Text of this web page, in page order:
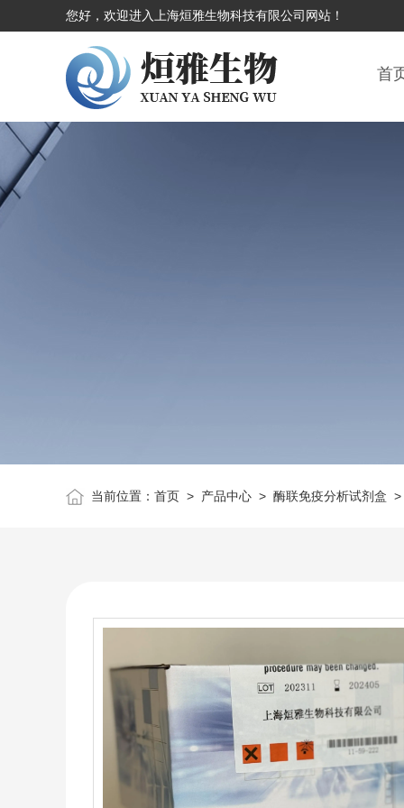
您好，欢迎进入上海烜雅生物科技有限公司网站！
首
当前位置： 首页> 产品中心> 酶联免疫分析试剂盒